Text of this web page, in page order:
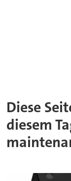
Diese
diesem